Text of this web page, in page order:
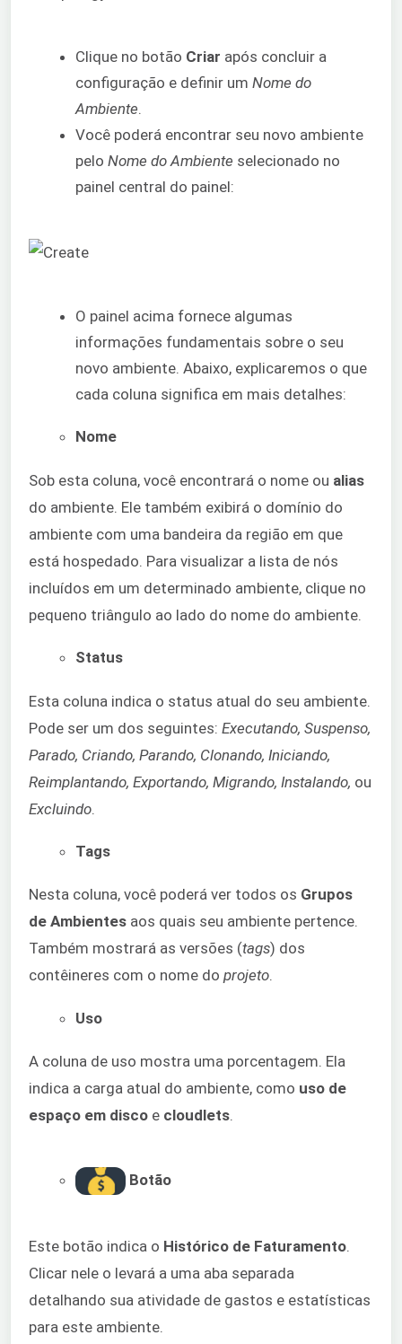
Clique no botão Criar após concluir a
configuração e definir um Nome do
Ambiente.
Você poderá encontrar seu novo ambiente
pelo Nome do Ambiente selecionado no
painel central do painel:
O painel acima fornece algumas
informações fundamentais sobre o seu
novo ambiente. Abaixo, explicaremos o que
cada coluna significa em mais detalhes:
Nome
Sob esta coluna, você encontrará o nome ou alias
do ambiente. Ele também exibirá o domínio do
ambiente com uma bandeira da região em que
está hospedado. Para visualizar a lista de nós
incluídos em um determinado ambiente, clique no
pequeno triângulo ao lado do nome do ambiente.
Status
Esta coluna indica o status atual do seu ambiente.
Pode ser um dos seguintes: Executando, Suspenso,
Parado, Criando, Parando, Clonando, Iniciando,
Reimplantando, Exportando, Migrando, Instalando, ou
Excluindo
Tags
Nesta coluna, você poderá ver todos os Grupos
de Ambientes aos quais seu ambiente pertence.
Também mostrará as versões (tags) dos
contêineres com o nome do projeto.
Uso
A coluna de uso mostra uma porcentagem. Ela
indica a carga atual do ambiente, como uso de
espaço em disco e cloudlets.
Botão
Este botão indica o Histórico de Faturamento.
Clicar nele o levará a uma aba separada
detalhando sua atividade de gastos e estatísticas
para este ambiente.